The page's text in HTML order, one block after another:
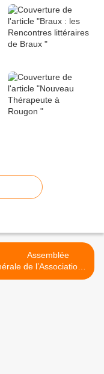
Assemblée
de l’Association
Roudoulet de Chamatt